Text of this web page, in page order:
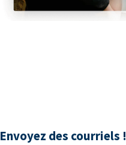
Envoyez des courriels !